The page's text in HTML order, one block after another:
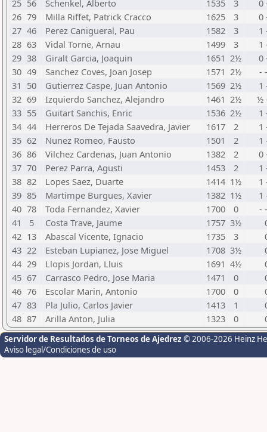
25 56 Schenkel, Alberto 1535 3
0
26 79 Milla Riffet, Patrick Cracco 1625 3
0
27 46 Perez Canigueral, Pau 1582 3
1
28 63 Vidal Torne, Arnau 1499 3
1
29 38 Giralt Garcia, Joaquin 1651 2½
0
30 49 Sanchez Coves, Joan Josep 1571 2½
-
31 50 Gutierrez Caspe, Juan Antonio 1569 2½
1
32 69 Izquierdo Sanchez, Alejandro 1461 2½
½
33 55 Guitart Sanchis, Enric 1536 2½
1
34 44 Herreros De Tejada Saavedra, Javier 1617 2
1
35 62 Nunez Romeo, Fausto 1501 2
1
36 86 Vilchez Cardenas, Juan Antonio 1382 2
0
37 70 Perez Parra, Agusti 1453 2
1
38 82 Lopes Saez, Duarte 1414 1½
1
39 85 Martimpe Burgues, Xavier 1382 1½
1
40 78 Toda Fernandez, Xavier 1700 0
-
41
5 Costa Trave, Jaume 1757 3½
42 13 Abascal Vicente, Ignacio 1735 3
43 22 Esteban Lupianez, Jose Miguel 1708 3½
44 29 Llopis Jordan, Lluis 1691 4½
45 67 Carrasco Pedro, Jose Maria 1471 0
46 76 Escolar Marin, Antonio 1700 0
47 83 Pla Julio, Carlos Javier 1413 1
48 87 Arilla Anton, Julia 1323 0
Servidor de Resultados de Torneos de Ajedrez © 2006-2026 Heinz
Aviso legal/Condiciones de uso